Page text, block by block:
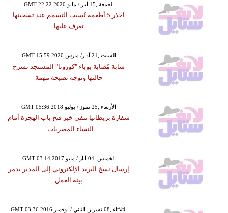
GMT 22:22 2020 الجمعة ,15 أيار / مايو
احذر 5 أطعمة تُسبب التسمم عند تسخينها
تعرف عليها
GMT 15:59 2020 السبت ,21 آذار/ مارس
شابة مُصابة بوباء "كورونا" المستجد تشرح
حالتها وتوجه نصيحة مهمة
GMT 05:36 2018 الأربعاء ,25 تموز / يوليو
سفارة بريطانيا تنفي خبر فتح باب الهجرة أمام
النساء المصريات
GMT 03:14 2017 الخميس ,04 أيار / مايو
إرسال نسخ البريد الإلكتروني إلى المدير يدمر
بيئة العمل
GMT 03:36 2016 الثلاثاء ,08 تشرين الثاني / نوفمبر